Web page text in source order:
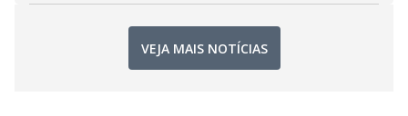
VEJA MAIS NOTÍCIAS